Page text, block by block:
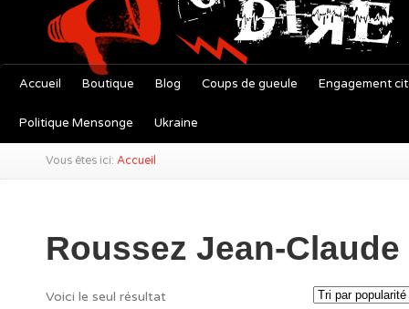
Accueil Boutique Blog Coups de gueule Engagement
Politique Mensonge Ukraine
Vous êtes ici: Accueil
Roussez Jean-Claude
Voici le seul résultat